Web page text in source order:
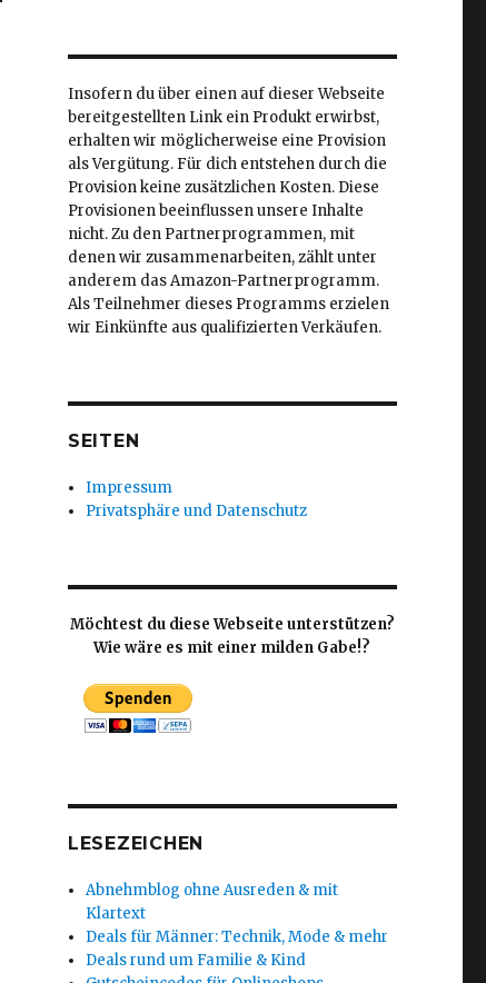
Insofern du über einen auf dieser Webseite
bereitgestellten Link ein Produkt erwirbst,
erhalten wir möglicherweise eine Provision
als Vergütung. Für dich entstehen durch die
Provision keine zusätzlichen Kosten. Diese
Provisionen beeinflussen unsere Inhalte
nicht. Zu den Partnerprogrammen, mit
denen wir zusammenarbeiten, zählt unter
anderem das Amazon-Partnerprogramm.
Als Teilnehmer dieses Programms erzielen
wir Einkünfte aus qualifizierten Verkäufen.
SEITEN
Impressum
Privatsphäre und Datenschutz
Möchtest du diese Webseite unterstützen?
Wie wäre es mit einer milden Gabe!?
LESEZEICHEN
Abnehmblog ohne Ausreden & mit
Klartext
Deals für Männer: Technik, Mode & mehr
Deals rund um Familie & Kind